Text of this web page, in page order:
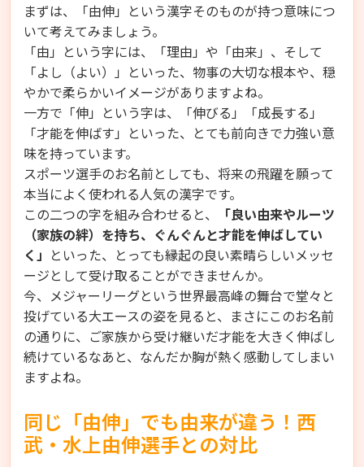
まずは、「由伸」という漢字そのものが持つ意味につ
いて考えてみましょう。
「由」という字には、「理由」や「由来」、そして
「よし（よい）」といった、物事の大切な根本や、穏
やかで柔らかいイメージがありますよね。
一方で「伸」という字は、「伸びる」「成長する」
「才能を伸ばす」といった、とても前向きで力強い意
味を持っています。
スポーツ選手のお名前としても、将来の飛躍を願って
本当によく使われる人気の漢字です。
この二つの字を組み合わせると、
「良い由来やルーツ
（家族の絆）を持ち、ぐんぐんと才能を伸ばしてい
く」 といった、とっても縁起の良い素晴らしいメッセ
ージとして受け取ることができませんか。
今、メジャーリーグという世界最高峰の舞台で堂々と
投げている大エースの姿を見ると、まさにこのお名前
の通りに、ご家族から受け継いだ才能を大きく伸ばし
続けているなあと、なんだか胸が熱く感動してしまい
ますよね。
同じ「由伸」でも由来が違う！西
武・水上由伸選手との対比